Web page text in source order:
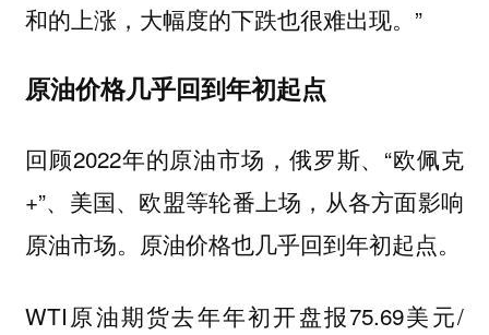
和的上涨，大幅度的下跌也很难出现。”
原油价格几乎回到年初起点
回顾2022年的原油市场，俄罗斯、“欧佩克
+”、美国、欧盟等轮番上场，从各方面影响
原油市场。原油价格也几乎回到年初起点。
WTI原油期货去年年初开盘报75.69美元/